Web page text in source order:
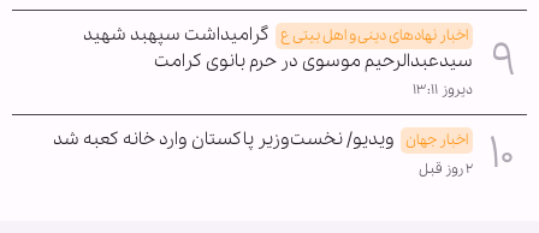
اخبار نهادهای دینی و اهل بیتی ع گرامیداشت سپهبد شهید
سیدعبدالرحیم موسوی در حرم بانوی کرامت
دیروز ۱۳:۱۱
اخبار جهان ویدیو/ نخست‌وزیر پاکستان وارد خانه کعبه شد
۲ روز قبل